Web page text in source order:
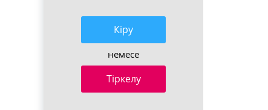
Кiру
немесе
Тіркелу